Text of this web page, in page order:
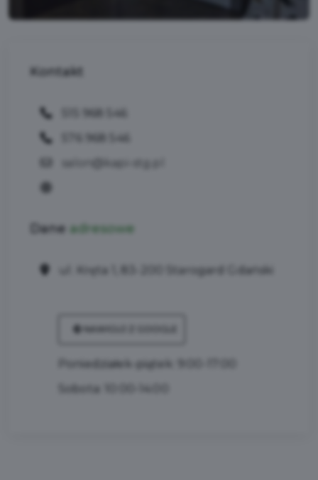
Kontakt
515 968 546
576 968 546
salon@kapi-stg.pl
Dane adresowe
ul. Kręta 1, 83-200 Starogard Gdański
NAWIGUJ Z GOOGLE
Poniedziałek-piątek: 9:00-17:00
Sobota: 10:00-14:00